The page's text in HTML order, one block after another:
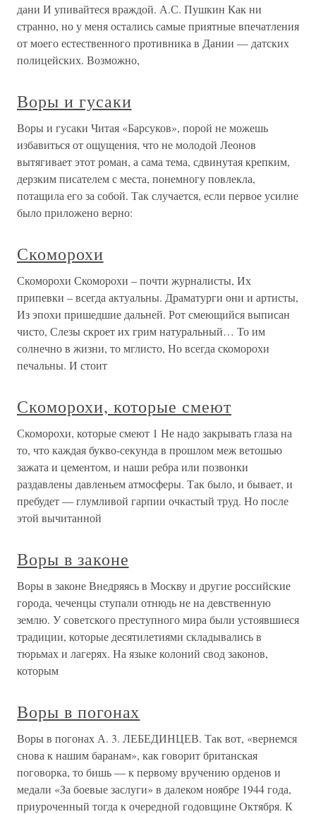
дани И упивайтеся враждой. А.С. Пушкин Как ни
странно, но у меня остались самые приятные впечатления
от моего естественного противника в Дании — датских
полицейских. Возможно,
Воры и гусаки
Воры и гусаки Читая «Барсуков», порой не можешь
избавиться от ощущения, что не молодой Леонов
вытягивает этот роман, а сама тема, сдвинутая крепким,
дерзким писателем с места, понемногу повлекла,
потащила его за собой. Так случается, если первое усилие
было приложено верно:
Скоморохи
Скоморохи Скоморохи – почти журналисты, Их
припевки – всегда актуальны. Драматурги они и артисты,
Из эпохи пришедшие дальней. Рот смеющийся выписан
чисто, Слезы скроет их грим натуральный… То им
солнечно в жизни, то мглисто, Но всегда скоморохи
печальны. И стоит
Скоморохи, которые смеют
Скоморохи, которые смеют 1 Не надо закрывать глаза на
то, что каждая букво-секунда в прошлом меж ветошью
зажата и цементом, и наши ребра или позвонки
раздавлены давленьем атмосферы. Так было, и бывает, и
пребудет — глумливой гарпии очкастый труд. Но после
этой вычитанной
Воры в законе
Воры в законе Внедряясь в Москву и другие российские
города, чеченцы ступали отнюдь не на девственную
землю. У советского преступного мира были устоявшиеся
традиции, которые десятилетиями складывались в
тюрьмах и лагерях. На языке колоний свод законов,
которым
Воры в погонах
Воры в погонах А. 3. ЛЕБЕДИНЦЕВ. Так вот, «вернемся
снова к нашим баранам», как говорит британская
поговорка, то бишь — к первому вручению орденов и
медали «За боевые заслуги» в далеком ноябре 1944 года,
приуроченный тогда к очередной годовщине Октября. К